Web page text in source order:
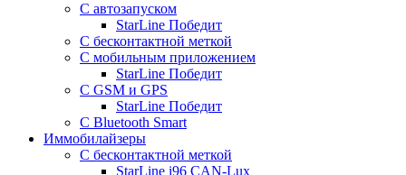
С автозапуском
StarLine Победит
С бесконтактной меткой
С мобильным приложением
StarLine Победит
С GSM и GPS
StarLine Победит
С Bluetooth Smart
Иммобилайзеры
С бесконтактной меткой
StarLine i96 CAN-Lux